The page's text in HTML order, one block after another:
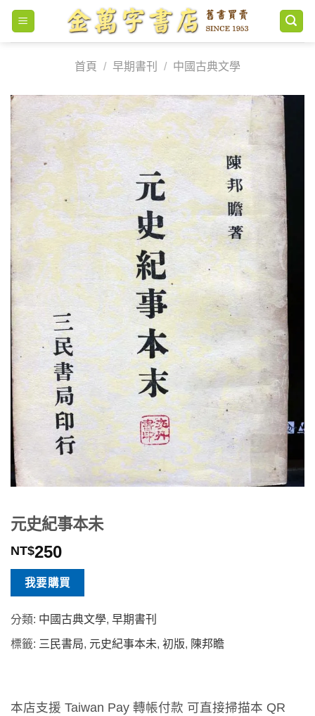
Skip
content
首頁
/ 早期書刊 / 中國古典文學
元史紀事本未
NT$250
我要購買
分類: 中國古典文學, 早期書刊
標籤: 三民書局, 元史紀事本未, 初版, 陳邦瞻
本店支援 Taiwan Pay 轉帳付款 可直接掃描本 QR